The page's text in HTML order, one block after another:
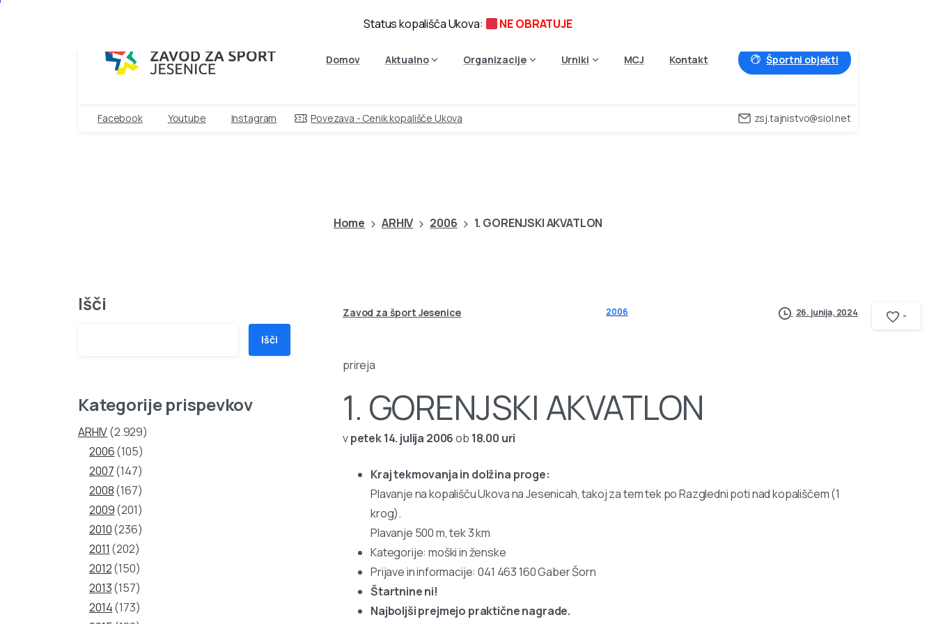
Domov Aktualno Organizacije Urniki MCJ Kontakt Športni objekti
Facebook Youtube Instagram Povezava - Cenik kopališče Ukova zsj.tajnistvo@siol.net
Home ARHIV 2006 1. GORENJSKI AKVATLON
Išči
Išči
Kategorije prispevkov
ARHIV(2.929)
2006(105)
2007(147)
2008(167)
2009(201)
2010(236)
2011 (202)
2012(150)
2013(157)
2014(173)
Zavod za šport Jesenice 2006 26. junija, 2024
prireja
1. GORENJSKI AKVATLON
vpetek 14. julija 2006ob 18.00 uri
Kraj tekmovanja in dolžina proge:
Plavanje na kopališču Ukova na Jesenicah, takoj za tem tek po Razgledni poti nad kopališčem (1
krog).
Plavanje 500 m, tek 3 km
Kategorije: moški in ženske
Prijave in informacije: 041 463 160 Gaber Šorn
Štartnine ni!
Najboljši prejmejo praktične nagrade.
-
Status kopališča Ukova: NE OBRATUJE